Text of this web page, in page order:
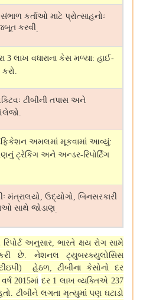
કર્તાઓ માટે પ્રોત્સાહનોઃ
કરવી.
3 લાખ વધારાના કેસ મળ્યા: હાઈ-
.
ટીબીની તપાસ અને
.
અમલમાં મૂકવામાં આવ્યું:
ટ્રેકિંગ અને અન્ડર-રિપોર્ટિંગ
મંત્રાલયો, ઉદ્યોગો, બિનસરકારી
સાથે જોડાણ.
અનુસાર,ભારતે ક્ષય રોગ સામે
છે. નેશનલ ટ્યુબરક્યુલોસિસ
) હેઠળ, ટીબીના કેસોનો દર
2015માં દર 1 લાખ વ્યક્તિએ 237
.ટીબીને લગતા મૃત્યુમાં પણ ઘટાડો